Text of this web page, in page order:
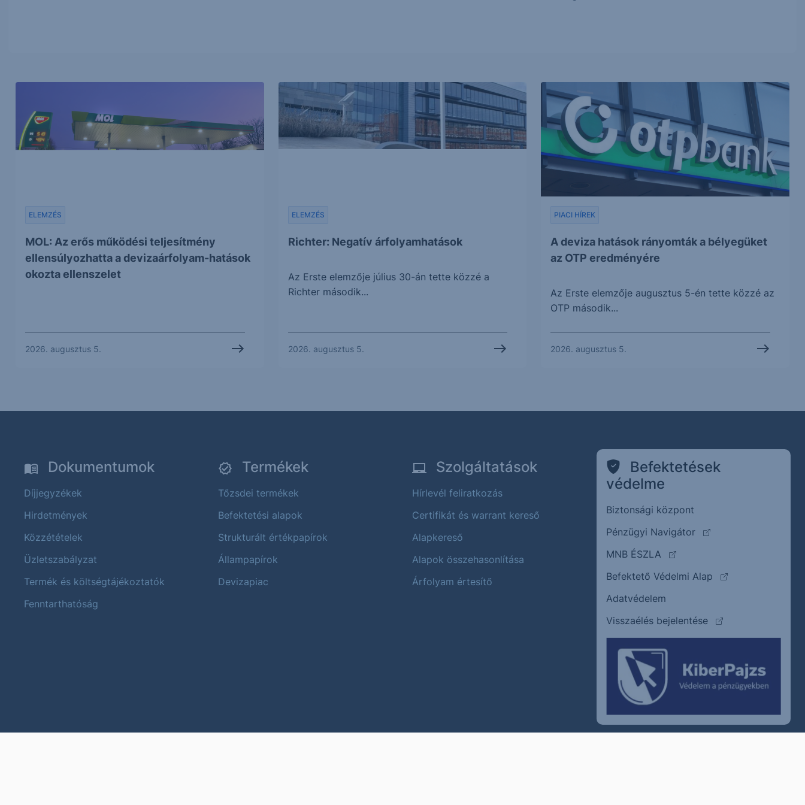
MOL: Az erős működési teljesítmény
ellensúlyozhatta a devizaárfolyam-hatások
okozta ellenszelet
ELEMZÉS
2026. augusztus 5.
Richter: Negatív árfolyamhatások
ELEMZÉS
Az Erste elemzője július 30-án tette közzé a
Richter második...
2026. augusztus 5.
A deviza hatások rányomták a bélyegüket
az OTP eredményére
PIACI HÍREK
Az Erste elemzője augusztus 5-én tette közzé az
OTP második...
2026. augusztus 5.
Dokumentumok
Díjjegyzékek
Hirdetmények
Közzétételek
Üzletszabályzat
Termék és költségtájékoztatók
Fenntarthatóság
Termékek
Tőzsdei termékek
Befektetési alapok
Strukturált értékpapírok
Állampapírok
Devizapiac
Szolgáltatások
Hírlevél feliratkozás
Certifikát és warrant kereső
Alapkereső
Alapok összehasonlítása
Árfolyam értesítő
Befektetések
védelme
Biztonsági központ
Pénzügyi Navigátor
(külső oldalra ugrik)
MNB ÉSZLA
(külső oldalra ugrik)
Befektető Védelmi Alap
(külső oldalra
Adatvédelem
Visszaélés bejelentése
(külső oldalra ugrik)